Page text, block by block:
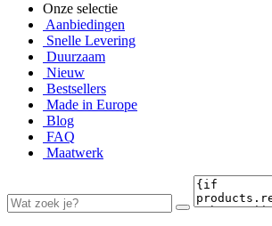
Onze selectie
Aanbiedingen
Snelle Levering
Duurzaam
Nieuw
Bestsellers
Made in Europe
Blog
FAQ
Maatwerk